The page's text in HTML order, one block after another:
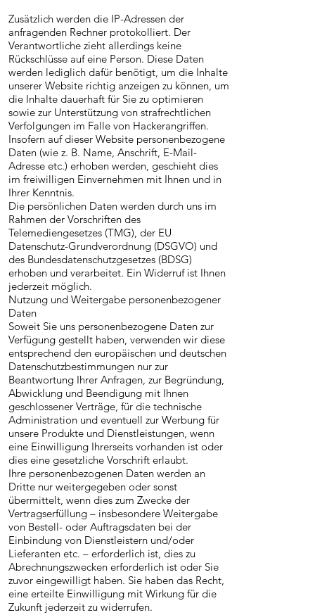
Zusätzlich werden die IP-Adressen der
anfragenden Rechner protokolliert. Der
Verantwortliche zieht allerdings keine
Rückschlüsse auf eine Person. Diese Daten
werden lediglich dafür benötigt, um die Inhalte
unserer Website richtig anzeigen zu können, um
die Inhalte dauerhaft für Sie zu optimieren
sowie zur Unterstützung von strafrechtlichen
Verfolgungen im Falle von Hackerangriffen.
Insofern auf dieser Website personenbezogene
Daten (wie z. B. Name, Anschrift, E-Mail-
Adresse etc.) erhoben werden, geschieht dies
im freiwilligen Einvernehmen mit Ihnen und in
Ihrer Kenntnis.
Die persönlichen Daten werden durch uns im
Rahmen der Vorschriften des
Telemediengesetzes (TMG), der EU
Datenschutz-Grundverordnung (DSGVO) und
des Bundesdatenschutzgesetzes (BDSG)
erhoben und verarbeitet. Ein Widerruf ist Ihnen
jederzeit möglich.
Nutzung und Weitergabe personenbezogener
Daten
Soweit Sie uns personenbezogene Daten zur
Verfügung gestellt haben, verwenden wir diese
entsprechend den europäischen und deutschen
Datenschutzbestimmungen nur zur
Beantwortung Ihrer Anfragen, zur Begründung,
Abwicklung und Beendigung mit Ihnen
geschlossener Verträge, für die technische
Administration und eventuell zur Werbung für
unsere Produkte und Dienstleistungen, wenn
eine Einwilligung Ihrerseits vorhanden ist oder
dies eine gesetzliche Vorschrift erlaubt.
Ihre personenbezogenen Daten werden an
Dritte nur weitergegeben oder sonst
übermittelt, wenn dies zum Zwecke der
Vertragserfüllung – insbesondere Weitergabe
von Bestell- oder Auftragsdaten bei der
Einbindung von Dienstleistern und/oder
Lieferanten etc. – erforderlich ist, dies zu
Abrechnungszwecken erforderlich ist oder Sie
zuvor eingewilligt haben. Sie haben das Recht,
eine erteilte Einwilligung mit Wirkung für die
Zukunft jederzeit zu widerrufen.